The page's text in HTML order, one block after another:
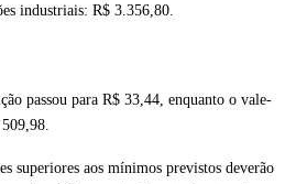
industriais: R$ 3.356,80.
passou para R$ 33,44, enquanto o vale-
superiores aos mínimos previstos deverão